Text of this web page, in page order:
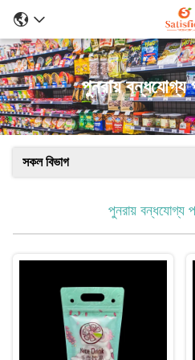
পুনরায় বন্ধযোগ্য
সকল বিভাগ
পুনরায় বন্ধযোগ্য